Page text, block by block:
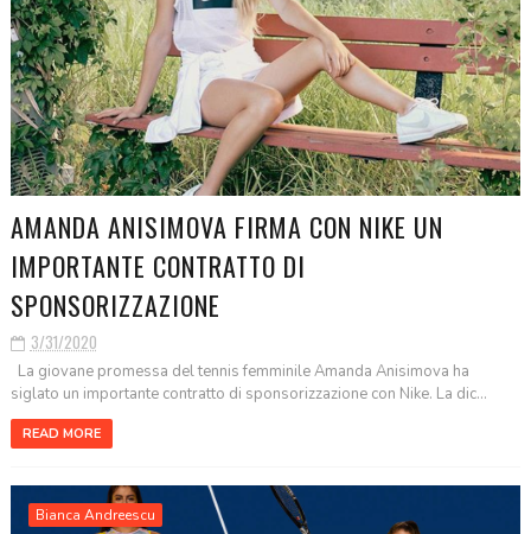
AMANDA ANISIMOVA FIRMA CON NIKE UN
IMPORTANTE CONTRATTO DI
SPONSORIZZAZIONE
3/31/2020
La giovane promessa del tennis femminile Amanda Anisimova ha
siglato un importante contratto di sponsorizzazione con Nike. La dic...
READ MORE
Bianca Andreescu